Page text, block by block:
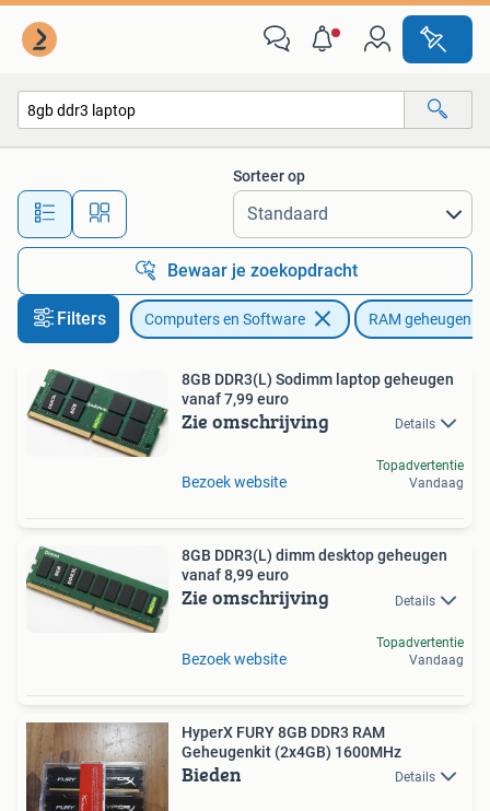
Alle afstanden…
Sorteer op
Bewaar je zoekopdracht
Filters Computers en Software RAM geheugen
8GB DDR3(L) Sodimm laptop geheugen
vanaf 7,99 euro
Zie omschrijving Details
Bezoek website
Topadvertentie
Vandaag
8GB DDR3(L) dimm desktop geheugen
vanaf 8,99 euro
Zie omschrijving Details
Bezoek website
Topadvertentie
Vandaag
HyperX FURY 8GB DDR3 RAM
Geheugenkit (2x4GB) 1600MHz
Bieden Details